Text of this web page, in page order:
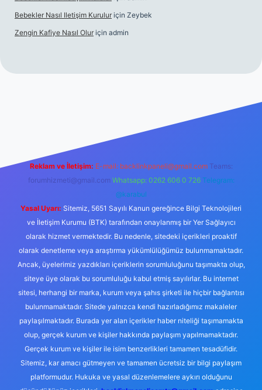
Bebekler Nasıl Iletişim Kurulur için Zeybek
Zengin Kafiye Nasıl Olur için admin
Reklam ve İletişim: E-mail: backlinkpaneli@gmail.com Teams:
forumhizmeti@gmail.com Whatsapp: 0262 606 0 726 Telegram:
@karabul
Yasal Uyarı: Sitemiz, 5651 Sayılı Kanun gereğince Bilgi Teknolojileri
ve İletişim Kurumu (BTK) tarafından onaylanmış bir Yer Sağlayıcı
olarak hizmet vermektedir. Bu nedenle, sitedeki içerikleri proaktif
olarak denetleme veya araştırma yükümlülüğümüz bulunmamaktadır.
Ancak, üyelerimiz yazdıkları içeriklerin sorumluluğunu taşımakta olup,
siteye üye olarak bu sorumluluğu kabul etmiş sayılırlar. Bu internet
sitesi, herhangi bir marka, kurum veya şahıs şirketi ile hiçbir bağlantısı
bulunmamaktadır. Sitede yalnızca kendi hazırladığımız makaleler
paylaşılmaktadır. Burada yer alan içerikler haber niteliği taşımamakta
olup, gerçek kurum ve kişiler hakkında paylaşım yapılmamaktadır.
Gerçek kurum ve kişiler ile isim benzerlikleri tamamen tesadüfidir.
Sitemiz, kar amacı gütmeyen ve tamamen ücretsiz bir bilgi paylaşım
platformudur. Hukuka ve yasal düzenlemelere aykırı olduğunu